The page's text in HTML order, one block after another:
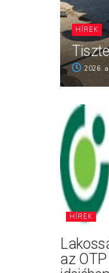
HÍREK
2026.
HÍREK
az